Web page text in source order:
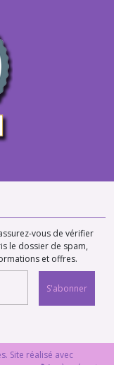
vous de vérifier
le dossier de spam,
et offres.
S'abonner
Site réalisé avec